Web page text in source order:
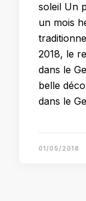
soleil Un
un mois
2018, le
dans le
belle
dans le
01/05/2018